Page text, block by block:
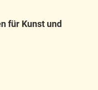
für Kunst und